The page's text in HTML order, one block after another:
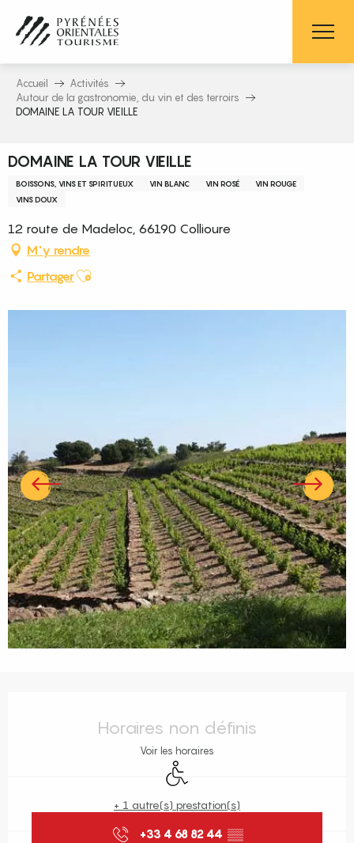
contenu
principal
Accueil
Activités
Autour de la gastronomie, du vin et des terroirs
DOMAINE LA TOUR VIEILLE
DOMAINE LA TOUR VIEILLE
BOISSONS, VINS ET SPIRITUEUX VIN BLANC VIN ROSÉ
VIN ROUGE
VINS DOUX
12 route de Madeloc, 66190 Collioure
M'y rendre
PartagerAjouter aux favoris
Horaires non définis
Voir les horaires
Accès handicapés
+ 1 autre(s) prestation(s)
+33 4 68 82 44 ▒▒